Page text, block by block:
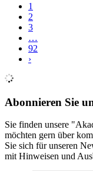
1
2
3
…
92
›
Abonnieren Sie
Sie finden unsere
möchten gern über
Sie sich für unseren
mit Hinweisen und